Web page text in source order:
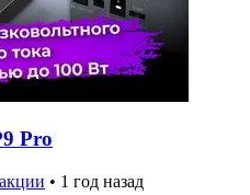
Pro
• 1 год назад